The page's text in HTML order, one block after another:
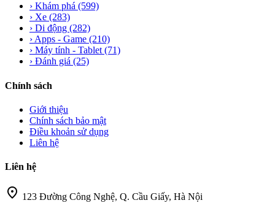
› Khám phá (599)
› Xe (283)
› Di động (282)
› Apps - Game (210)
› Máy tính - Tablet (71)
› Đánh giá (25)
Chính sách
Giới thiệu
Chính sách bảo mật
Điều khoản sử dụng
Liên hệ
Liên hệ
location_on 123 Đường Công Nghệ, Q. Cầu Giấy, Hà Nội